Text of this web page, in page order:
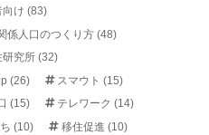
け (83)
係人口のつくり方 (48)
研究所 (32)
(26) スマウト(15)
(15) テレワーク(14)
ち(10) 移住促進 (10)